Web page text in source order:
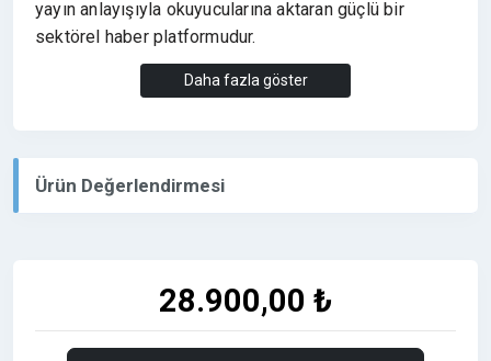
yayın anlayışıyla okuyucularına aktaran güçlü bir
sektörel haber platformudur.
Sektör odaklı içerikleri ve karar verici kitleye ulaşan
yapısı sayesinde markalarınhem sektörel hem de
isteyen markalar için etkili bir yayın alanıdır.
➡️ Profesyonel ve uzman hedef kitleye doğrudan
Neden BTHaber.com?
Daha fazla göster
Ürün Değerlendirmesi
28.900,00 ₺